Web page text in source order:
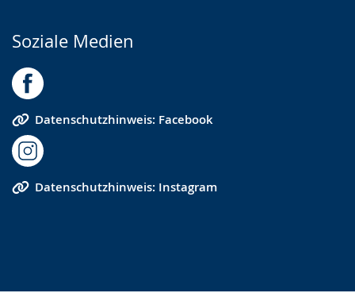
Soziale Medien
Datenschutzhinweis: Facebook
Datenschutzhinweis: Instagram